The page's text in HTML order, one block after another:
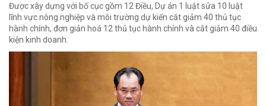
Được xây dựng với bố cục gồm 12 Điều, Dự án 1 luật sửa 10 luật
lĩnh vực nông nghiệp và môi trường dự kiến cắt giảm 40 thủ tục
hành chính, đơn giản hoá 12 thủ tục hành chính và cắt giảm 40 điều
kiện kinh doanh.